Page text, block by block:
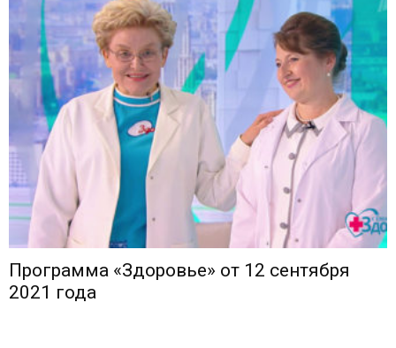
Программа «Здоровье» от 12 сентября
2021 года